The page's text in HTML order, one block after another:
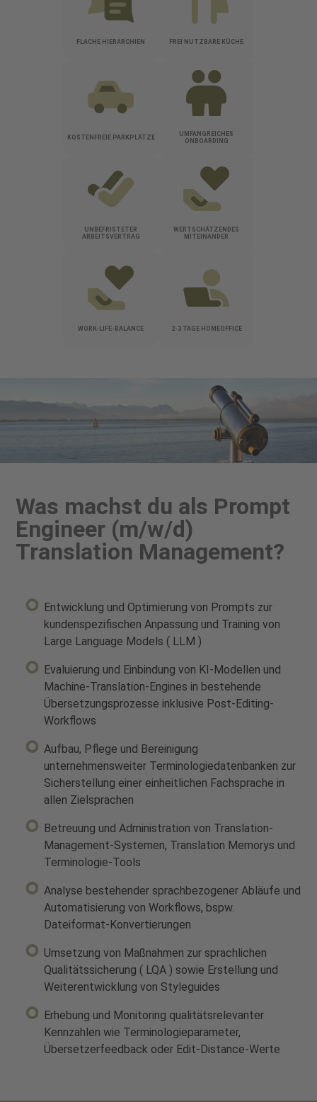
FLACHE HIERARCHIEN FREI NUTZBARE KÜCHE
KOSTENFREIE PARKPLÄTZE
UMFANGREICHES
ONBOARDING
UNBEFRISTETER
ARBEITSVERTRAG
WERTSCHÄTZENDES
MITEINANDER
WORK-LIFE-BALANCE 2-3 TAGE HOMEOFFICE
Was machst du als Prompt
Engineer (m/w/d)
Translation Management?
Entwicklung und Optimierung von Prompts zur
kundenspezifischen Anpassung und Training von
Large Language Models ( LLM )
Evaluierung und Einbindung von KI-Modellen und
Machine-Translation-Engines in bestehende
Übersetzungsprozesse inklusive Post-Editing-
Workflows
Aufbau, Pflege und Bereinigung
unternehmensweiter Terminologiedatenbanken zur
Sicherstellung einer einheitlichen Fachsprache in
allen Zielsprachen
Betreuung und Administration von Translation-
Management-Systemen, Translation Memorys und
Terminologie-Tools
Analyse bestehender sprachbezogener Abläufe und
Automatisierung von Workflows, bspw.
Dateiformat-Konvertierungen
Umsetzung von Maßnahmen zur sprachlichen
Qualitätssicherung ( LQA ) sowie Erstellung und
Weiterentwicklung von Styleguides
Erhebung und Monitoring qualitätsrelevanter
Kennzahlen wie Terminologieparameter,
Übersetzerfeedback oder Edit-Distance-Werte